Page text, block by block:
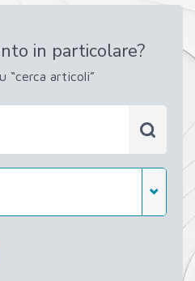
in particolare?
“cerca articoli”